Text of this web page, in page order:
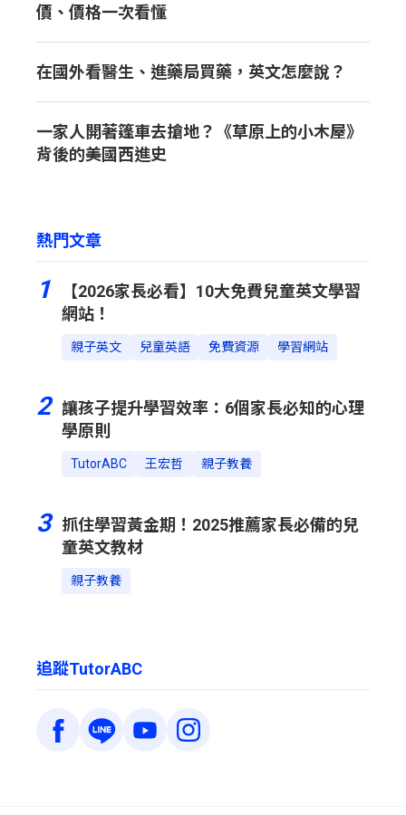
價、價格一次看懂
在國外看醫生、進藥局買藥，英文怎麼說？
一家人開著篷車去搶地？《草原上的小木屋》
背後的美國西進史
熱門文章
1
【2026家長必看】10大免費兒童英文學習
網站！
親子英文 兒童英語 免費資源 學習網站
2
讓孩子提升學習效率：6個家長必知的心理
學原則
TutorABC 王宏哲 親子教養
3
抓住學習黃金期！2025推薦家長必備的兒
童英文教材
親子教養
追蹤TutorABC